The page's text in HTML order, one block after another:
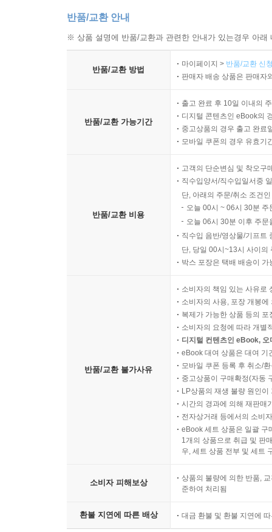
반품/교환 안내
※ 상품 설명에 반품/교환과 관련한 안내가 있는경우 아
반품/교환 방법
마이페이지 > 반품/교환 신
판매자 배송 상품은 판매자
반품/교환 가능기간
출고 완료 후 10일 이내의
디지털 콘텐츠인 eBook의
중고상품의 경우 출고 완료
모바일 쿠폰의 경우 유효기
반품/교환 비용
고객의 단순변심 및 착오구
직수입양서/직수입일서중
단, 아래의 주문/취소 조건
오늘 00시 ~ 06시 30분
오늘 06시 30분 이후 주
직수입 음반/영상물/기프트
단, 당일 00시~13시 사이의
박스 포장은 택배 배송이
반품/교환 불가사유
소비자의 책임 있는 사유로
소비자의 사용, 포장 개봉
복제가 가능한 상품 등의
소비자의 요청에 따라 개별
디지털 컨텐츠인 eBook,
eBook 대여 상품은 대여 기
모바일 쿠폰 등록 후 취소/
중고상품이 구매확정(자동
LP상품의 재생 불량 원인
시간의 경과에 의해 재판매
전자상거래 등에서의 소비
eBook 세트 상품은 일괄 구
1개의 상품으로 취급 및 판
우, 세트 상품 전부 및 세트
소비자 피해보상
상품의 불량에 의한 반품,
준하여 처리됨
환불 지연에 따른 배상 대금 환불 및 환불 지연에